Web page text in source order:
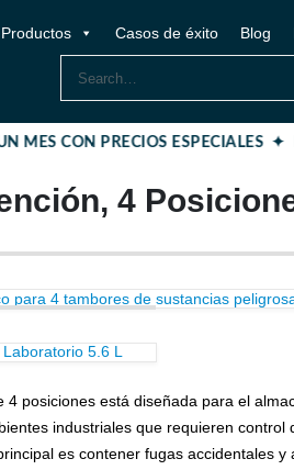
Productos Casos de éxito Blog
MES CON PRECIOS ESPECIALES ✦
4
5.6 L
4 posiciones está diseñada para el
industriales que requieren control
es contener fugas accidentales y